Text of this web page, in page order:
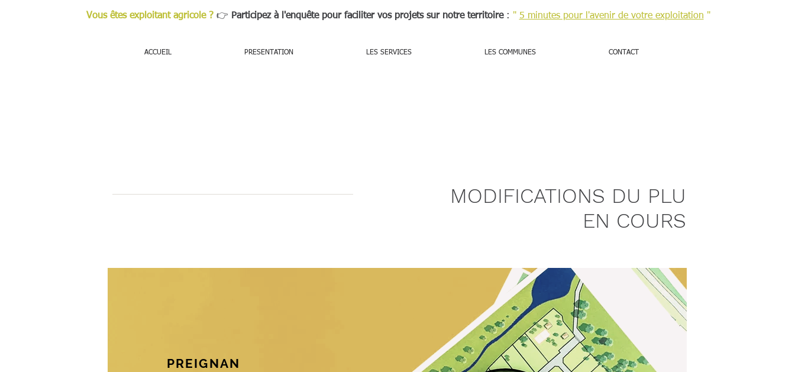
Vous êtes exploitant agricole ? 👉 Participez à l'enquête pour faciliter vos projets sur notre territoire : " 5 minutes pour l'avenir de votre exploitation "
ACCUEIL PRESENTATION LES SERVICES LES COMMUNES CONTACT
MODIFICATIONS DU PLU
EN COURS
PREIGNAN